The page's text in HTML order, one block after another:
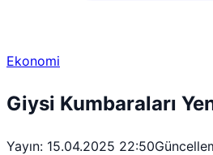
Ekonomi
Giysi Kumbaraları
Yayın: 15.04.2025 22:50